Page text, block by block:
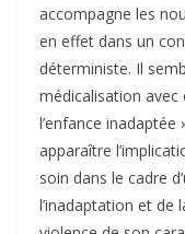
accompagne les
en effet dans un
déterministe. Il
médicalisation avec
l’enfance
apparaître
soin dans le cadre
l’inadaptation et